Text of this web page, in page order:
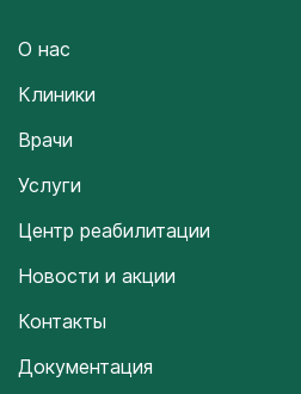
О нас
Клиники
Врачи
Услуги
Центр реабилитации
Новости и акции
Контакты
Документация